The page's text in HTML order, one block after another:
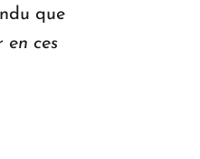
que
en ces